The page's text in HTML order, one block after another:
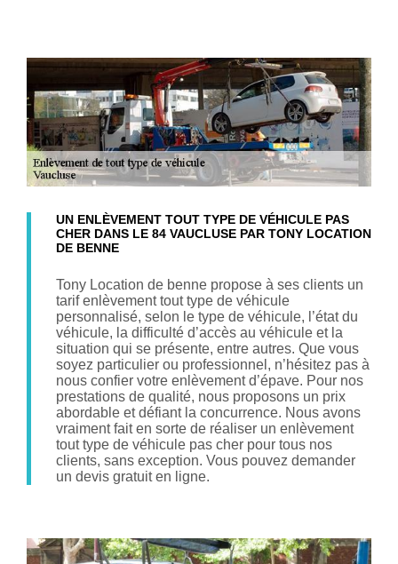
UN ENLÈVEMENT TOUT TYPE DE VÉHICULE PAS
CHER DANS LE 84 VAUCLUSE PAR TONY LOCATION
DE BENNE
Tony Location de benne propose à ses clients un
tarif enlèvement tout type de véhicule
personnalisé, selon le type de véhicule, l’état du
véhicule, la difficulté d’accès au véhicule et la
situation qui se présente, entre autres. Que vous
soyez particulier ou professionnel, n’hésitez pas à
nous confier votre enlèvement d’épave. Pour nos
prestations de qualité, nous proposons un prix
abordable et défiant la concurrence. Nous avons
vraiment fait en sorte de réaliser un enlèvement
tout type de véhicule pas cher pour tous nos
clients, sans exception. Vous pouvez demander
un devis gratuit en ligne.